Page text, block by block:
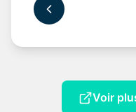
Voir